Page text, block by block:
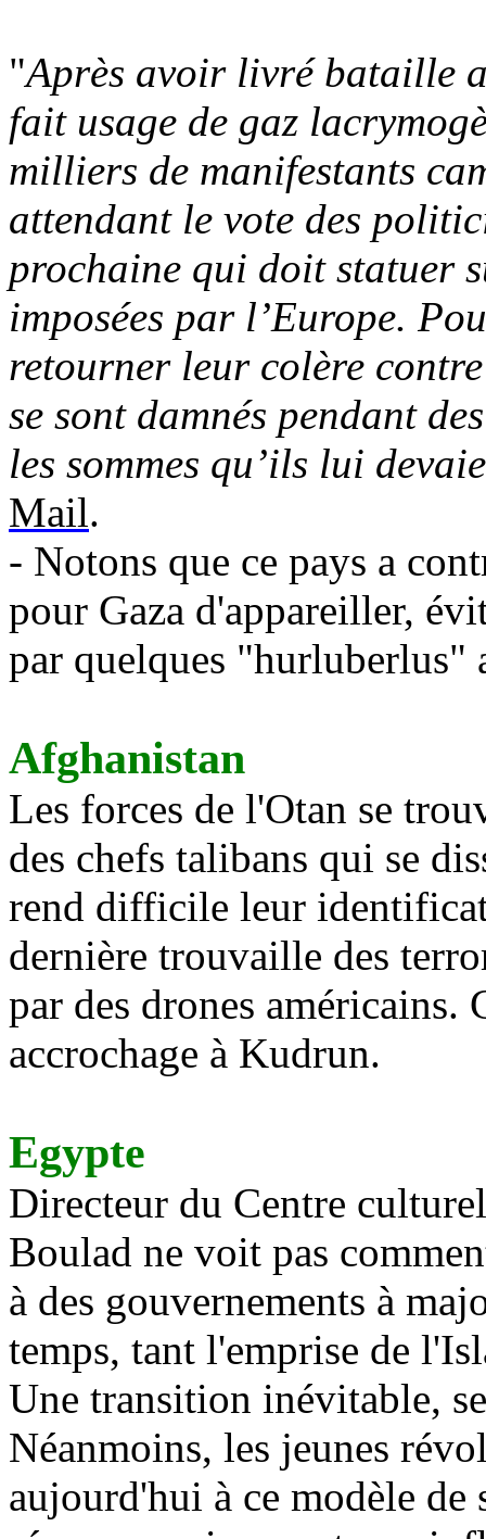
"Après avoir livré bataille
fait usage de gaz
milliers de manifestants
attendant le vote des
prochaine qui doit statuer
imposées par l’Europe.
retourner leur colère
se sont damnés pendant
les sommes qu’ils lui
Mail.
- Notons que ce pays a
pour Gaza d'appareiller,
par quelques "hurluberlus"
Afghanistan
Les forces de l'Otan se
des chefs talibans qui se
rend difficile leur
dernière trouvaille des
par des drones américains.
accrochage à Kudrun.
Egypte
Directeur du Centre
Boulad ne voit pas
à des gouvernements à
temps, tant l'emprise de
Une transition inévitable,
Néanmoins, les jeunes
aujourd'hui à ce modèle